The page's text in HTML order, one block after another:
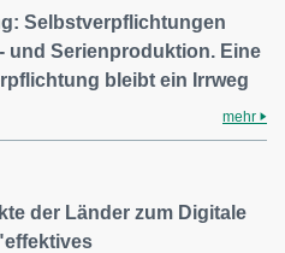
Selbstverpflichtungen
und Serienproduktion. Eine
bleibt ein Irrweg
mehr
der Länder zum Digitale